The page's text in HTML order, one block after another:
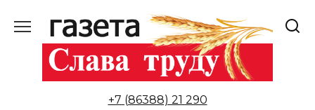
содержанию
+7 (86388) 21 290